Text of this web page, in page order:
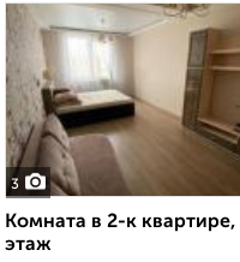
3
Комната в 2-к
этаж